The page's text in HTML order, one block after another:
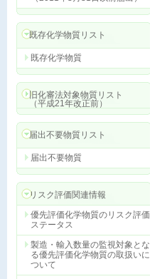
既存化学物質リスト
既存化学物質
旧化審法対象物質リスト
（平成21年改正前）
届出不要物質リスト
届出不要物質
リスク評価関連情報
優先評価化学物質のリスク評価
ステータス
製造・輸入数量の監視対象とな
る優先評価化学物質の取扱いに
ついて